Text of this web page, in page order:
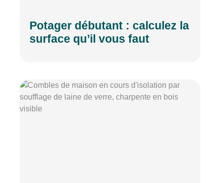
Potager débutant : calculez la
surface qu’il vous faut